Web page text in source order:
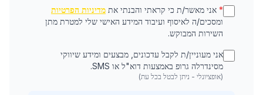
* אני מאשר/ת כי קראתי והבנתי את מדיניות הפרטיות
ומסכים/ה לאיסוף ועיבוד המידע האישי שלי למטרת מתן
השירות המבוקש.
אני מעוניין/ת לקבל עדכונים, מבצעים ומידע שיווקי
מסינדרלה גרופ באמצעות דוא"ל או SMS.
(אופציונלי - ניתן לבטל בכל עת)